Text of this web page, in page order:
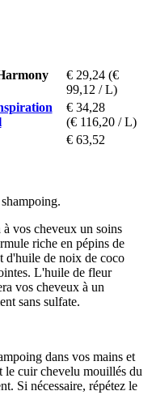
€ 29,24 (€
99,12 / L)
€ 34,28
(€ 116,20 / L)
€ 63,52
à vos cheveux un soins
riche en pépins de
d'huile de noix de coco
L'huile de fleur
vos cheveux à un
sans sulfate.
dans vos mains et
le cuir chevelu mouillés du
Si nécessaire, répétez le